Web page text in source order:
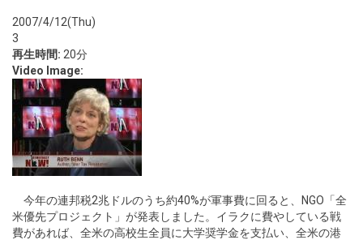
2007/4/12(Thu)
3
再生時間: 20分
Video Image:
今年の連邦税2兆ドルのうち約40%が軍事費に回ると、NGO「全
米優先プロジェクト」が発表しました。イラクに費やしている戦
費があれば、全米の高校生全員に大学奨学金を支払い、全米の港